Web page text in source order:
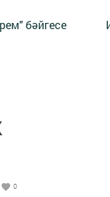
бәйгесе
0